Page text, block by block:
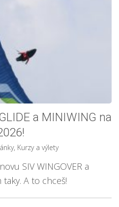
a MINIWING na
, Kurzy a výlety
SIV WINGOVER a
A to chceš!